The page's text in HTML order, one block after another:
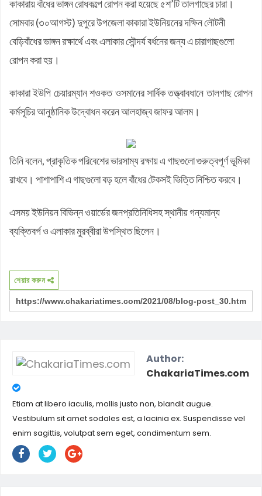
সসাসের পাঁচদিনের সংগীত কর্মশালা সম্পন্ন
করিম
বেগম রোকেয়া সাখাওয়াত হোসেন বৃত্তির পুরস্কার পেলো পাঁচ শতাধিক
শিক্ষার্থী
চকরিয়ার ডুলাহাজারায় জামায়াতের শিক্ষাবৈঠক
চকরিয়া প্রেসক্লাবের উদ্যোগে জুলাই গণঅভ্যুত্থান দিবসের আলোচনা সভা
ও দোয়া মাহফিল
কাকারায় বাঁধের ভাঙ্গন রোধকল্পে রোপন করা হয়েছে ৫শ’টি তালগাছের চারা।
সোমবার (৩০আগস্ট) দুপুরে উপজেলা কাকারা ইউনিয়নের দক্ষিন লৌটনী
বেড়িবাঁধের ভাঙ্গন রক্ষার্থে এবং এলাকার সৌন্দর্য বর্ধনের জন্য এ চারাগাছগুলো
রোপন করা হয়।
কাকারা ইউপি চেয়ারম্যান শওকত ওসমানের সার্বিক তত্ত্বাবধানে তালগাছ রোপন
কর্মসূচির আনুষ্ঠানিক উদ্বোধন করেন আলহাজ্ব জাফর আলম।
তিনি বলেন, প্রাকৃতিক পরিবেশের ভারসাম্য রক্ষায় এ গাছগুলো গুরুত্বপূর্ণ ভূমিকা
রাখবে। পাশাপাশিএ গাছগুলো বড় হলেবাঁধের টেকসই ভিত্তি নিশ্চিত করবে।
এসময় ইউনিয়ন বিভিন্ন ওয়ার্ডের জনপ্রতিনিধিসহ স্থানীয় গন্যমান্য
ব্যক্তিবর্গ ও এলাকার মুরব্বীরা উপস্থিত ছিলেন।
শেয়ার করুন
Author:
ChakariaTimes.com
Etiam at libero iaculis, mollis justo non, blandit augue.
Vestibulum sit amet sodales est, a lacinia ex. Suspendisse vel
enim sagittis, volutpat sem eget, condimentum sem.